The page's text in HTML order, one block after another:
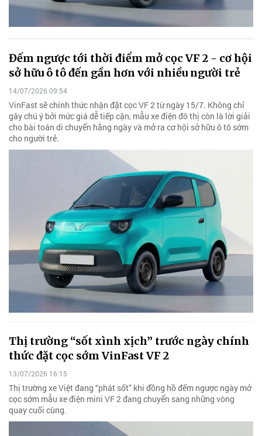
Đếm ngược tới thời điểm mở cọc VF 2 - cơ hội
sở hữu ô tô đến gần hơn với nhiều người trẻ
14/07/2026 09:54
VinFast sẽ chính thức nhận đặt cọc VF 2 từ ngày 15/7. Không chỉ
gây chú ý bởi mức giá dễ tiếp cận, mẫu xe điện đô thị còn là lời giải
cho bài toán di chuyển hằng ngày và mở ra cơ hội sở hữu ô tô sớm
cho người trẻ.
Thị trường “sốt xình xịch” trước ngày chính
thức đặt cọc sớm VinFast VF 2
13/07/2026 16:15
Thị trường xe Việt đang “phát sốt” khi đồng hồ đếm ngược ngày mở
cọc sớm mẫu xe điện mini VF 2 đang chuyển sang những vòng
quay cuối cùng.